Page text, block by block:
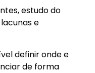
estudo do
e
definir onde e
de forma